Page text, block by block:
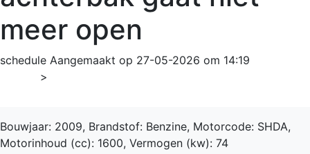
meer open
schedule Aangemaakt op 27-05-2026 om 14:19
>
Bouwjaar: 2009, Brandstof: Benzine, Motorcode: SHDA,
Motorinhoud (cc): 1600, Vermogen (kw): 74